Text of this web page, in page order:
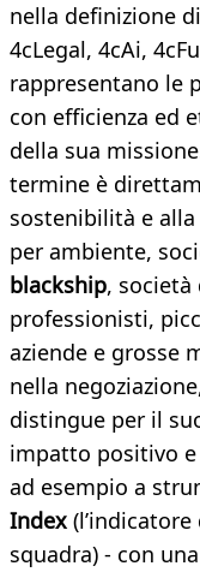
nella definizione
4cLegal, 4cAi,
rappresentano le
con efficienza ed
della sua
termine è
sostenibilità e
per ambiente,
blackship, società
professionisti,
aziende e grosse
nella
distingue per il
impatto positivo
ad esempio a
Index
squadra) - con